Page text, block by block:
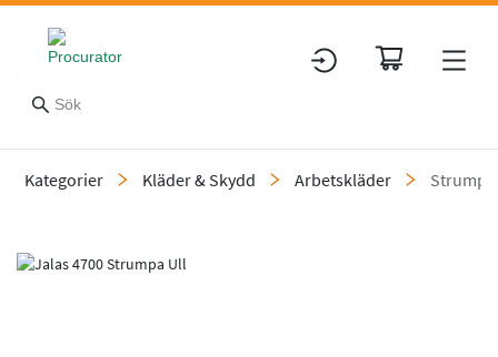
Kategorier Kläder & Skydd Arbetskläder
Slide 1 of 4